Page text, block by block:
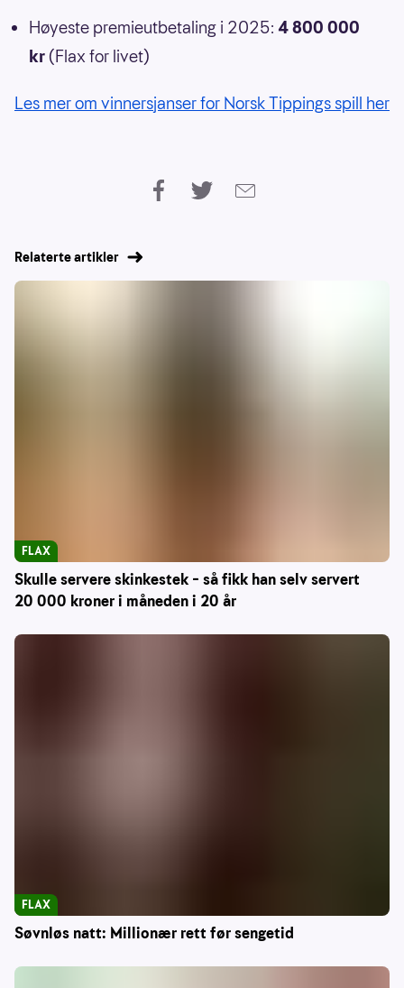
Høyeste premieutbetaling i 2025: 4 800 000
kr (Flax for livet)
Les mer om vinnersjanser for Norsk Tippings spill her
Relaterte artikler
Skulle servere skinkestek – så fikk han selv servert
20 000 kroner i måneden i 20 år
FLAX
Søvnløs natt: Millionær rett før sengetid
FLAX